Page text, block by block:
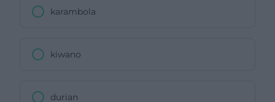
karambola
kiwano
durian